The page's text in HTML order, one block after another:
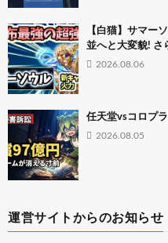
【白猫】サマー
並へと大変貌! さ
2026.08.06
任天堂vsコロプ
2026.08.05
運営サイトからのお知らせ